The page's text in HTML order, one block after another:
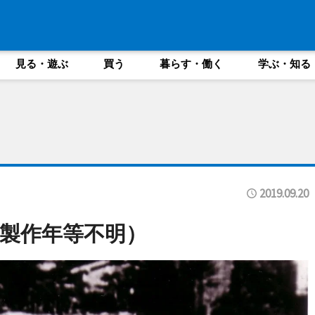
見る・遊ぶ 買う 暮らす・働く 学ぶ・知る
2019.09.20
作年等不明）